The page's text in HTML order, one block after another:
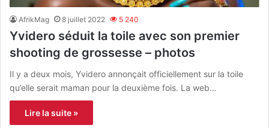
AfrikMag 8 juillet 2022 5 240
Yvidero séduit la toile avec son premier
shooting de grossesse – photos
Il y a deux mois, Yvidero annonçait officiellement sur la toile
qu’elle serait maman pour la deuxième fois. La web…
Lire la suite »